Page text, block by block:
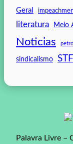
Geral
literatura Meio
Noticias
sindicalismo STF
Palavra Livre –